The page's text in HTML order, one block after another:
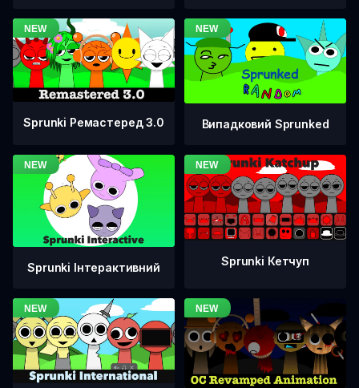
Sprunki Ремастеред 3.0 Випадковий Sprunked
Sprunki Інтерактивний Sprunki Кетчуп